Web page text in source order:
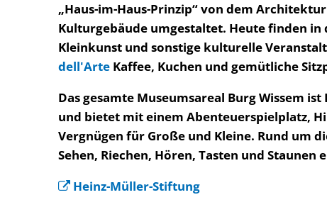
„Haus-im-Haus-Prinzip“ von dem
Kulturgebäude umgestaltet. Heute finden in
Kleinkunst und sonstige kulturelle
dell'Arte Kaffee, Kuchen und gemütliche
Das gesamte Museumsareal Burg Wissem
und bietet mit einem Abenteuerspielplatz,
Vergnügen für Große und Kleine. Rund um
Sehen, Riechen, Hören, Tasten und Staunen
Heinz-Müller-Stiftung